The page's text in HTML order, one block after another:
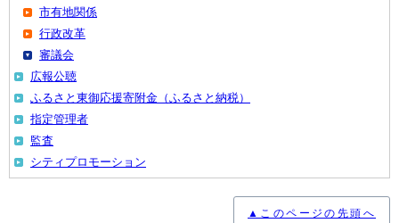
市有地関係
行政改革
審議会
広報公聴
ふるさと東御応援寄附金（ふるさと納税）
指定管理者
監査
シティプロモーション
▲このページの先頭へ